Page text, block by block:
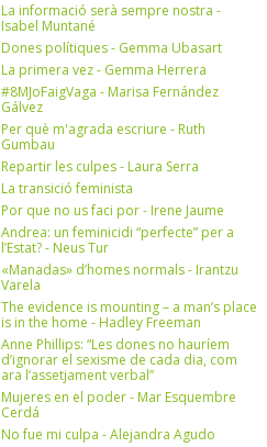
La informació serà sempre nostra -
Isabel Muntané
Dones polítiques - Gemma Ubasart
La primera vez - Gemma Herrera
#8MJoFaigVaga - Marisa Fernández
Gálvez
Per què m'agrada escriure - Ruth
Gumbau
Repartir les culpes - Laura Serra
La transició feminista
Por que no us faci por - Irene Jaume
Andrea: un feminicidi “perfecte” per a
l’Estat? - Neus Tur
«Manadas» d’homes normals - Irantzu
Varela
The evidence is mounting – a man’s place
is in the home - Hadley Freeman
Anne Phillips: “Les dones no hauríem
d’ignorar el sexisme de cada dia, com
ara l’assetjament verbal”
Mujeres en el poder - Mar Esquembre
Cerdá
No fue mi culpa - Alejandra Agudo